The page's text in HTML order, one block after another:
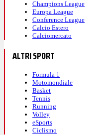
Champions League
Europa League
Conference League
Calcio Estero
Calciomercato
ALTRI SPORT
Formula 1
Motomondiale
Basket
Tennis
Running
Volley
eSports
Ciclismo